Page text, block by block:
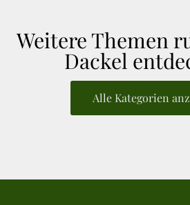
Weitere Themen
Dackel
Alle Kategorien